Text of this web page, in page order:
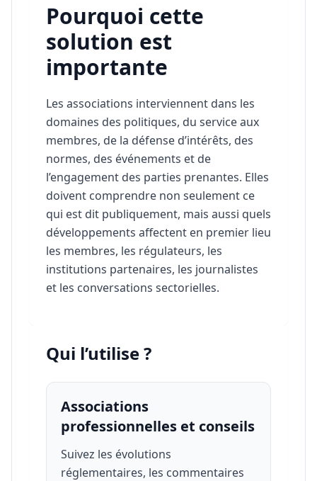
Pourquoi cette
solution est
importante
Les associations interviennent dans les
domaines des politiques, du service aux
membres, de la défense d’intérêts, des
normes, des événements et de
l’engagement des parties prenantes. Elles
doivent comprendre non seulement ce
qui est dit publiquement, mais aussi quels
développements affectent en premier lieu
les membres, les régulateurs, les
institutions partenaires, les journalistes
et les conversations sectorielles.
Qui l’utilise ?
Associations
professionnelles et conseils
Suivez les évolutions
réglementaires, les commentaires